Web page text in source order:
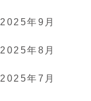
2025年9月
2025年8月
2025年7月